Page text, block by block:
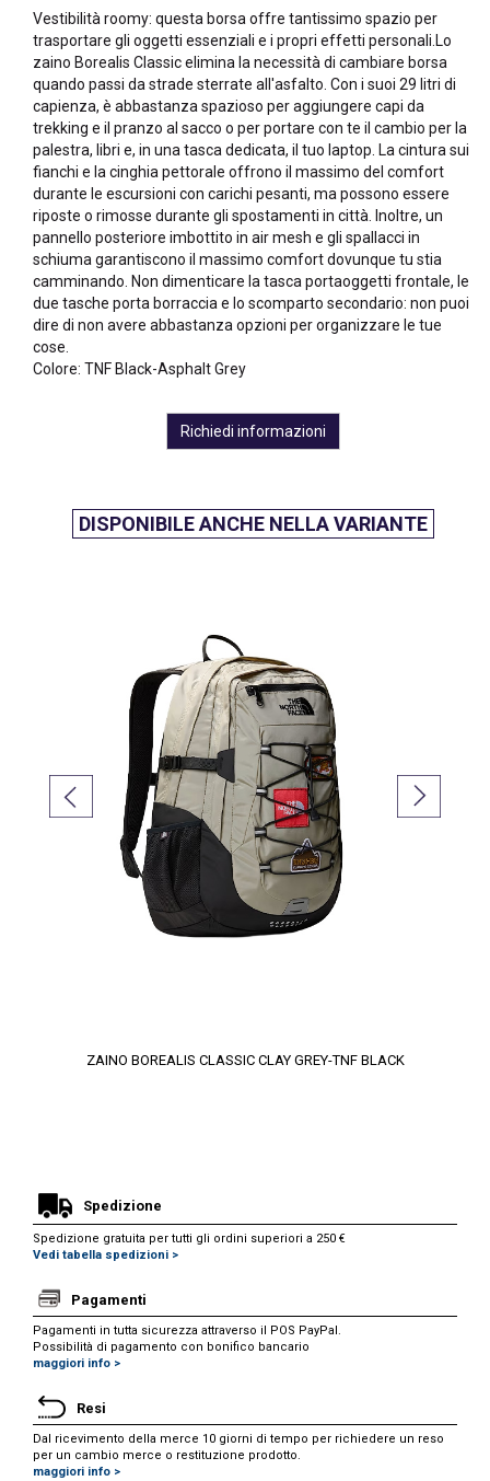
Vestibilità roomy: questa borsa offre tantissimo spazio per
trasportare gli oggetti essenziali e i propri effetti personali.Lo
zaino Borealis Classic elimina la necessità di cambiare borsa
quando passi da strade sterrate all'asfalto. Con i suoi 29 litri di
capienza, è abbastanza spazioso per aggiungere capi da
trekking e il pranzo al sacco o per portare con te il cambio per la
palestra, libri e, in una tasca dedicata, il tuo laptop. La cintura sui
fianchi e la cinghia pettorale offrono il massimo del comfort
durante le escursioni con carichi pesanti, ma possono essere
riposte o rimosse durante gli spostamenti in città. Inoltre, un
pannello posteriore imbottito in air mesh e gli spallacci in
schiuma garantiscono il massimo comfort dovunque tu stia
camminando. Non dimenticare la tasca portaoggetti frontale, le
due tasche porta borraccia e lo scomparto secondario: non puoi
dire di non avere abbastanza opzioni per organizzare le tue
cose.
Colore: TNF Black-Asphalt Grey
Richiedi informazioni
DISPONIBILE ANCHE NELLA VARIANTE
ZAINO BOREALIS CLASSIC CLAY GREY-TNF BLACK
Spedizione
Spedizione gratuita per tutti gli ordini superiori a 250 €
Vedi tabella spedizioni >
Pagamenti
Pagamenti in tutta sicurezza attraverso il POS PayPal.
Possibilità di pagamento con bonifico bancario
maggiori info >
Resi
Dal ricevimento della merce 10 giorni di tempo per richiedere un reso
per un cambio merce o restituzione prodotto.
maggiori info >